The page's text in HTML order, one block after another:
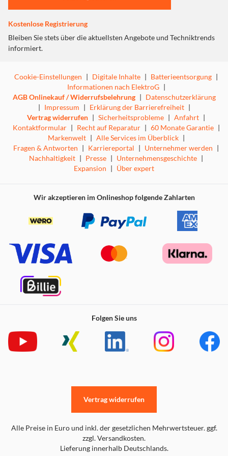
Kostenlose Registrierung
Bleiben Sie stets über die aktuellsten Angebote und Techniktrends
informiert.
Cookie-Einstellungen | Digitale Inhalte | Batterieentsorgung |
Informationen nach ElektroG |
AGB Onlinekauf / Widerrufsbelehrung | Datenschutzerklärung
| Impressum | Erklärung der Barrierefreiheit |
Vertrag widerrufen | Sicherheitsprobleme | Anfahrt |
Kontaktformular | Recht auf Reparatur | 60 Monate Garantie |
Markenwelt | Alle Services im Überblick |
Fragen & Antworten | Karriereportal | Unternehmer werden |
Nachhaltigkeit | Presse | Unternehmensgeschichte |
Expansion | Über expert
Wir akzeptieren im Onlineshop folgende Zahlarten
Folgen Sie uns
Alle Preise in Euro und inkl. der gesetzlichen Mehrwertsteuer. ggf.
zzgl. Versandkosten.
Lieferung innerhalb Deutschlands.
Vertrag widerrufen